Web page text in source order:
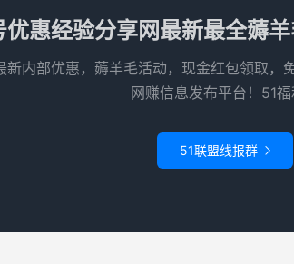
优惠经验分享网最新最全薅
内部优惠，薅羊毛活动，现金红包领取
网赚信息发布平台！51
51联盟线报群 